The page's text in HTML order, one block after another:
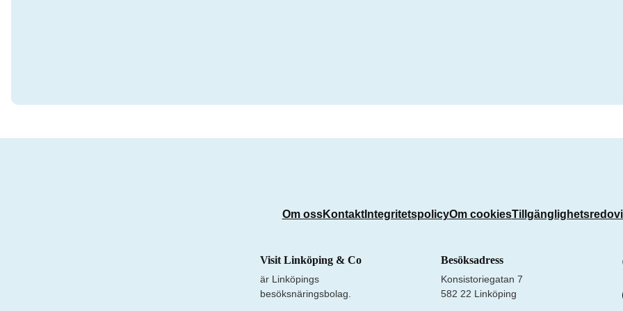
Om ossKontaktIntegritetspolicyOm cookies
Visit Linköping & Co
är Linköpings
besöksnäringsbolag.
Besöksadress
Konsistoriegatan 7
582 22 Linköping